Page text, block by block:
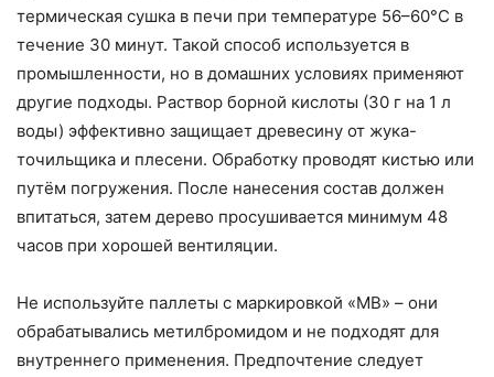
термическая сушка в печи при температуре 56–60°C в
течение 30 минут. Такой способ используется в
промышленности, но в домашних условиях применяют
другие подходы. Раствор борной кислоты (30 г на 1 л
воды) эффективно защищает древесину от жука-
точильщика и плесени. Обработку проводят кистью или
путём погружения. После нанесения состав должен
впитаться, затем дерево просушивается минимум 48
часов при хорошей вентиляции.
Не используйте паллеты с маркировкой «MB» – они
обрабатывались метилбромидом и не подходят для
внутреннего применения. Предпочтение следует